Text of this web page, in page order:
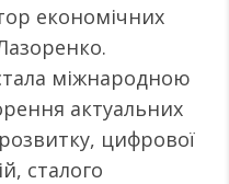
економічних
міжнародною
актуальних
цифрової
сталого